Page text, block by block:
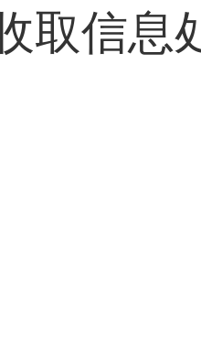
取信息